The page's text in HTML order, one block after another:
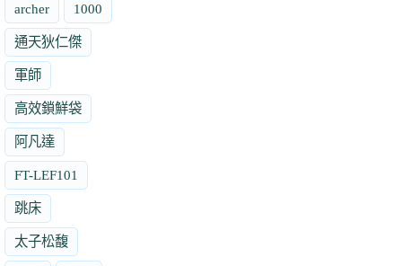
archer 1000
通天狄仁傑
軍師
高效鎖鮮袋
阿凡達
FT-LEF101
跳床
太子松馥